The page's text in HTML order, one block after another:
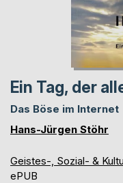
Ein Tag, der
Das Böse im Internet
Hans-Jürgen Stöhr
Geistes-, Sozial- &
ePUB